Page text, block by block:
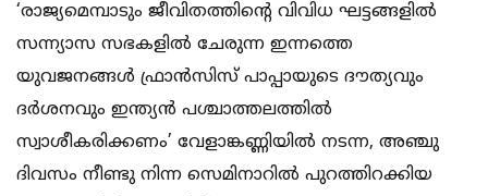
‘രാജ്യമെമ്പാടും ജീവിതത്തിന്റെ വിവിധ ഘട്ടങ്ങളില്‍
സന്ന്യാസ സഭകളില്‍ ചേരുന്ന ഇന്നത്തെ
യുവജനങ്ങള്‍ ഫ്രാന്‍സിസ് പാപ്പായുടെ ദൗത്യവും
ദര്‍ശനവും ഇന്ത്യന്‍ പശ്ചാത്തലത്തില്‍
സ്വാശീകരിക്കണം’ വേളാങ്കണ്ണിയില്‍ നടന്ന, അഞ്ചു
ദിവസം നീണ്ടു നിന്ന സെമിനാറില്‍ പുറത്തിറക്കിയ